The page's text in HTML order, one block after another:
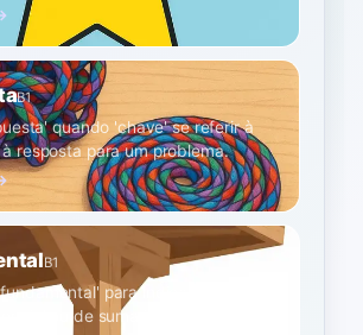
B1
quando 'chave' se referir à
resposta para um problema.
B1
para indicar algo que é
ou de suma importância.